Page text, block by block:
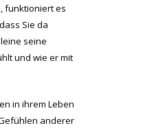
funktioniert es
Sie da
seine
und wie er mit
in ihrem Leben
anderer